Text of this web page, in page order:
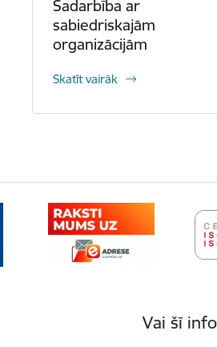
Sadarbība ar
sabiedriskajām
organizācijām
Skatīt vairāk
Vai šī